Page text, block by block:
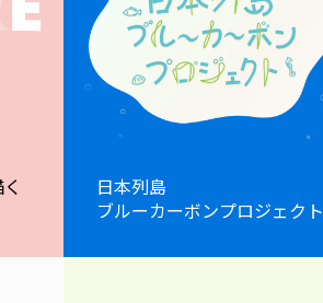
日本列島
ブルーカーボンプロジェクト